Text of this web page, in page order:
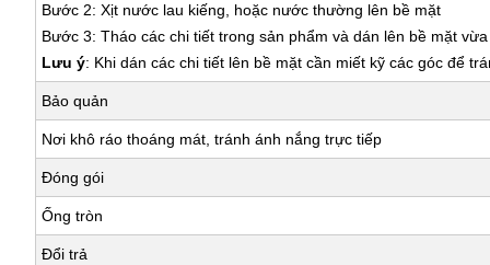
Bước 2: Xịt nước lau kiếng, hoặc nước thường lên bề mặt
Bước 3: Tháo các chi tiết trong sản phẩm và dán lên bề mặt
Lưu ý: Khi dán các chi tiết lên bề mặt cần miết kỹ các góc để
Bảo quản
Nơi khô ráo thoáng mát, tránh ánh nắng trực tiếp
Đóng gói
Ống tròn
Đổi trả